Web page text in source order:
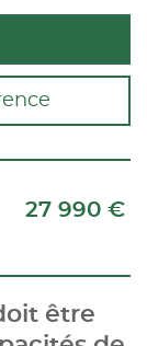
27 990 €
être